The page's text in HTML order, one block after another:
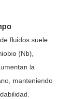
fluidos suele
(Nb),
la
manteniendo